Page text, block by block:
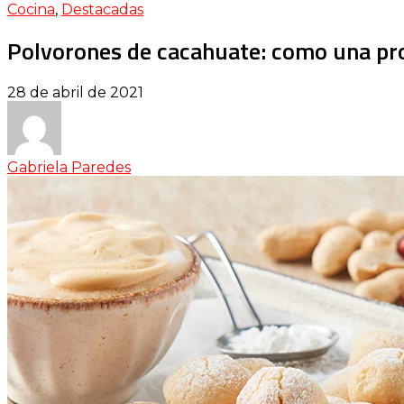
Cocina, Destacadas
Polvorones de cacahuate: como una
28 de abril de 2021
Gabriela Paredes